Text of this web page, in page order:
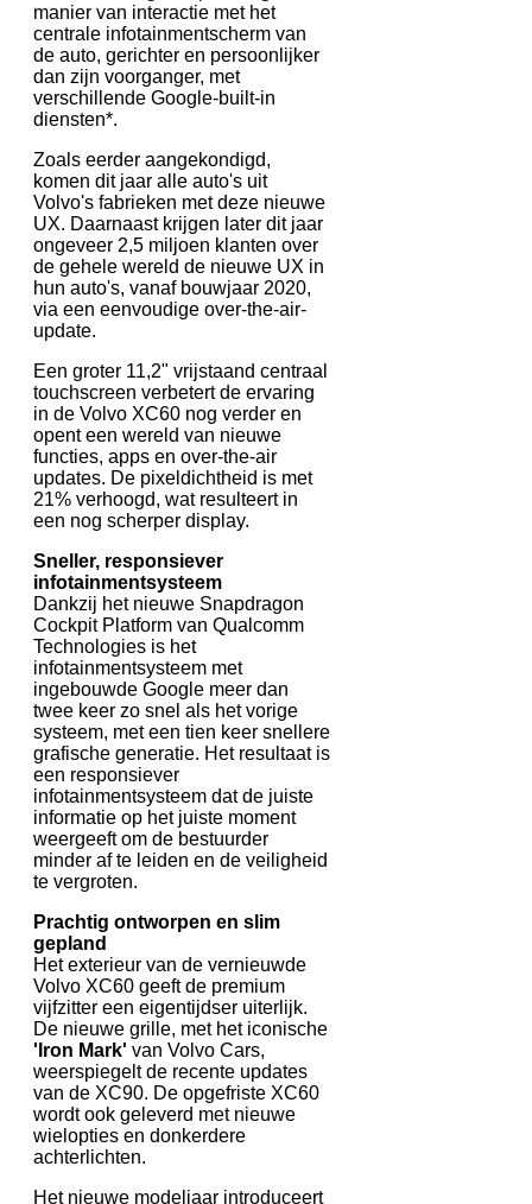
manier van interactie met het
centrale infotainmentscherm van
de auto, gerichter en persoonlijker
dan zijn voorganger, met
verschillende Google-built-in
diensten*.
Zoals eerder aangekondigd,
komen dit jaar alle auto's uit
Volvo's fabrieken met deze nieuwe
UX. Daarnaast krijgen later dit jaar
ongeveer 2,5 miljoen klanten over
de gehele wereld de nieuwe UX in
hun auto's, vanaf bouwjaar 2020,
via een eenvoudige over-the-air-
update.
Een groter 11,2" vrijstaand centraal
touchscreen verbetert de ervaring
in de Volvo XC60 nog verder en
opent een wereld van nieuwe
functies, apps en over-the-air
updates. De pixeldichtheid is met
21% verhoogd, wat resulteert in
een nog scherper display.
Sneller, responsiever
infotainmentsysteem
Dankzij het nieuwe Snapdragon
Cockpit Platform van Qualcomm
Technologies is het
infotainmentsysteem met
ingebouwde Google meer dan
twee keer zo snel als het vorige
systeem, met een tien keer snellere
grafische generatie. Het resultaat is
een responsiever
infotainmentsysteem dat de juiste
informatie op het juiste moment
weergeeft om de bestuurder
minder af te leiden en de veiligheid
te vergroten.
Prachtig ontworpen en slim
gepland
Het exterieur van de vernieuwde
Volvo XC60 geeft de premium
vijfzitter een eigentijdser uiterlijk.
De nieuwe grille, met het iconische
'Iron Mark' van Volvo Cars,
weerspiegelt de recente updates
van de XC90. De opgefriste XC60
wordt ook geleverd met nieuwe
wielopties en donkerdere
achterlichten.
Het nieuwe modeljaar introduceert